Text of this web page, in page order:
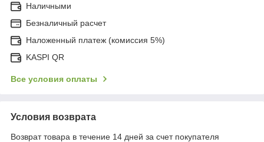
Наличными
Безналичный расчет
Наложенный платеж (комиссия 5%)
KASPI QR
Все условия оплаты
Условия возврата
Возврат товара в течение 14 дней за счет покупателя